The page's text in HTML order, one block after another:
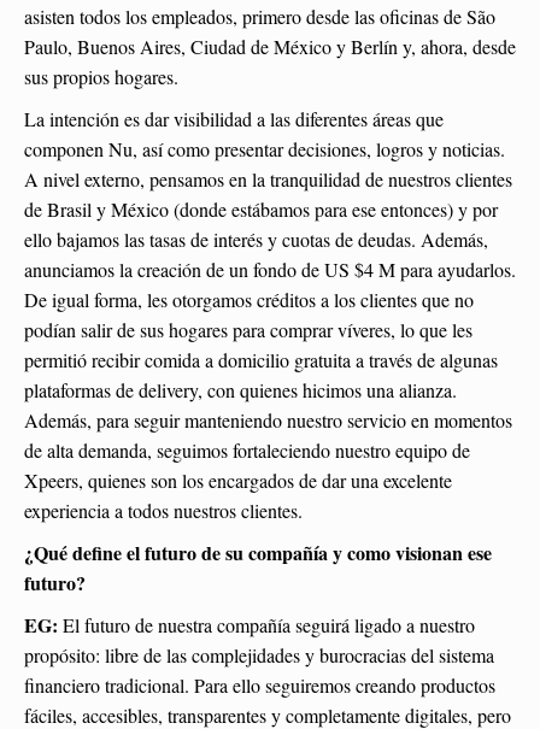
asisten todos los empleados, primero desde las oficinas de São
Paulo, Buenos Aires, Ciudad de México y Berlín y, ahora, desde
sus propios hogares.
La intención es dar visibilidad a las diferentes áreas que
componen Nu, así como presentar decisiones, logros y noticias.
A nivel externo, pensamos en la tranquilidad de nuestros clientes
de Brasil y México (donde estábamos para ese entonces) y por
ello bajamos las tasas de interés y cuotas de deudas. Además,
anunciamos la creación de un fondo de US $4 M para ayudarlos.
De igual forma, les otorgamos créditos a los clientes que no
podían salir de sus hogares para comprar víveres, lo que les
permitió recibir comida a domicilio gratuita a través de algunas
plataformas de delivery, con quienes hicimos una alianza.
Además, para seguir manteniendo nuestro servicio en momentos
de alta demanda, seguimos fortaleciendo nuestro equipo de
Xpeers, quienes son los encargados de dar una excelente
experiencia a todos nuestros clientes.
¿Qué define el futuro de su compañía y como visionan ese
futuro?
EG: El futuro de nuestra compañía seguirá ligado a nuestro
propósito: libre de las complejidades y burocracias del sistema
financiero tradicional. Para ello seguiremos creando productos
fáciles, accesibles, transparentes y completamente digitales, pero